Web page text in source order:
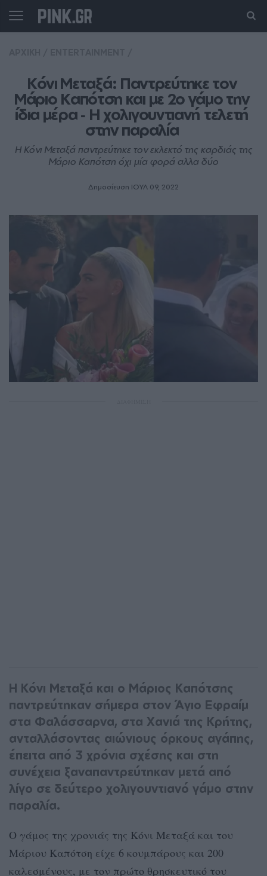
Κόνι Μεταξά: Παντρεύτηκε τον
Μάριο Καπότση και με 2ο γάμο την
ίδια μέρα ‑ Η χολιγουντιανή τελετή
στην παραλία
Η Κόνι Μεταξά παντρεύτηκε τον εκλεκτό της καρδιάς της
Μάριο Καπότση όχι μία φορά αλλα δύο
Δημοσίευση ΙΟΥΛ 09, 2022
Η Κόνι Μεταξά και ο Μάριος Καπότσης
παντρεύτηκαν σήμερα στον Άγιο Εφραίμ
στα Φαλάσσαρνα, στα Χανιά της Κρήτης,
ανταλλάσοντας αιώνιους όρκους αγάπης,
έπειτα από 3 χρόνια σχέσης και στη
συνέχεια ξαναπαντρεύτηκαν μετά από
λίγο σε δεύτερο χολιγουντιανό γάμο στην
παραλία.
Ο γάμος της χρονιάς της Κόνι Μεταξά και του
Μάριου Καπότση είχε 6 κουμπάρους και 200
καλεσμένους, με τον πρώτο θρησκευτικό του